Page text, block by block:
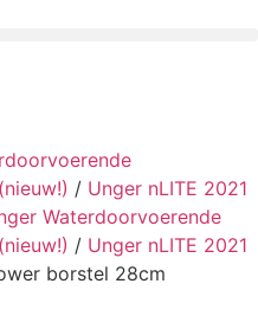
/ Unger nLITE 2021
Waterdoorvoerende
/ Unger nLITE 2021
borstel 28cm